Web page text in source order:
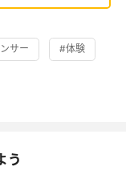
サー #体験
う